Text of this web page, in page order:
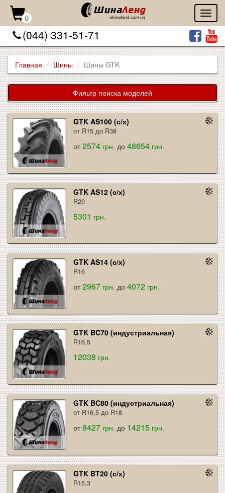
0
(044) 331-51-71
Главная Шины Шины GTK
Фильтр поиска моделей
GTK AS100 (с/х)
от R15 до R38
от2574 грн. до48654 грн.
GTK AS12 (с/х)
R20
5301 грн.
GTK AS14 (с/х)
R16
от2967 грн. до4072 грн.
GTK BC70 (индустриальная)
R16,5
12038 грн.
GTK BC80 (индустриальная)
от R16,5 до R18
от8427 грн. до 14215 грн.
GTK BT20 (с/х)
R15,3